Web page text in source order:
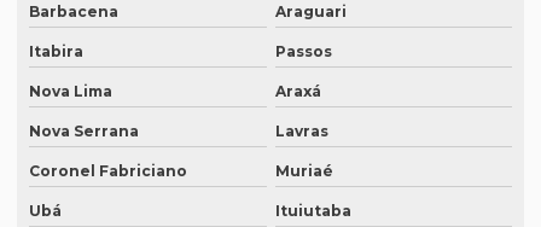
Empresa de tradução juramentada em inglês em sp
Empresa de tradução juramentada em italiano
Empresa de tradução juramentada em italiano em curitiba
Empresa de tradução juramentada em italiano em fortaleza
Empresa de tradução juramentada rj
Barbacena Araguari
Itabira Passos
Nova Lima Araxá
Nova Serrana Lavras
Coronel Fabriciano Muriaé
Ubá Ituiutaba